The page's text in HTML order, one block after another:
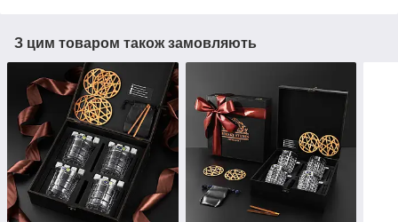
З цим товаром також замовляють